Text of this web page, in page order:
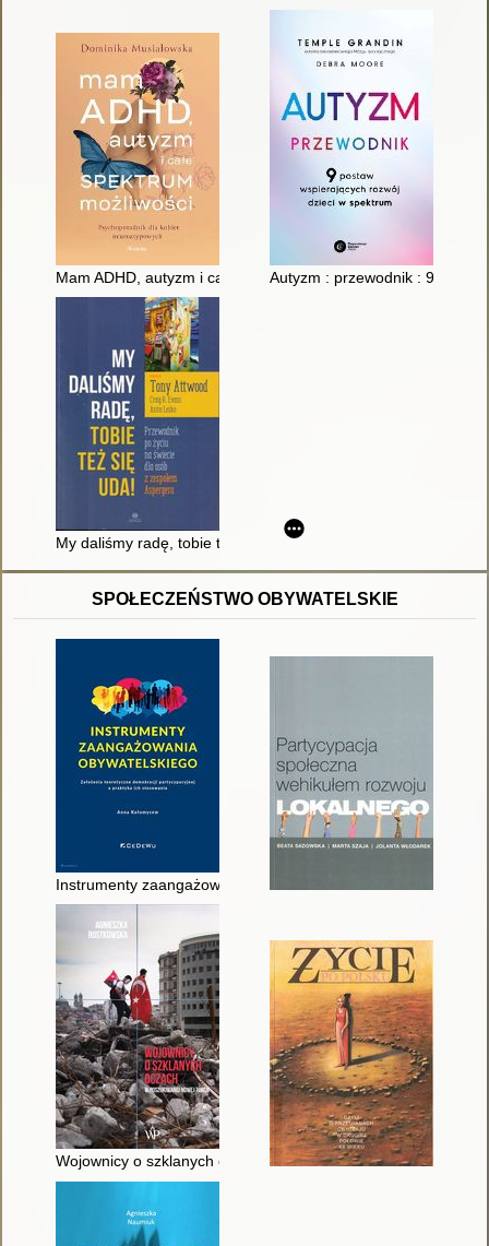
Mam ADHD, autyzm i całe spektrum możliwości :
Autyzm : przewodnik : 9
My daliśmy radę, tobie też się uda! : przewodnik po życiu na
SPOŁECZEŃSTWO OBYWATELSKIE
Instrumenty zaangażowania obywatelskiego : założenia
Wojownicy o szklanych oczach : w poszukiwaniu Nowej Turcji